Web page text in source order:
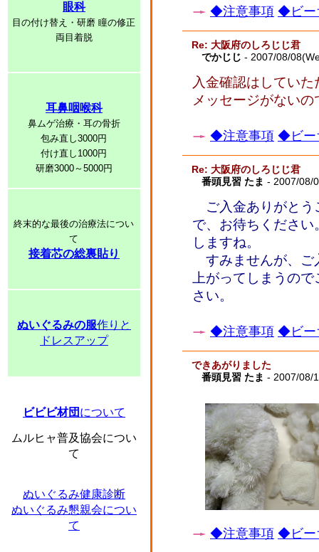
眼科
目の付け替え・研磨 瞳の修正
両目着脱
耳鼻咽喉科
鼻ムゲ治療・耳の骨折
包み直し3000円
付け直し1000円
研磨3000～5000円
終末的な最後の治療法につい
て
接着芯の総裏貼り
ぬいぐるみの服作りと
ドレスアップ
ビビビ材団 について
ムルヒャ普及協会につい
て
ぬいぐるみ健康診断
ぬいぐるみ懇親会につい
て
◆注意事項 ◆ビー
Re: 大阪府のしろじじ君
でかじじ - 2007/08/
入金確認はしてい
メッセージがない
◆注意事項 ◆ビー
Re: 大阪府のしろじじ君
番頭見習 たま - 2007/08/
ご入金ありがとう
で、お待ちくださ
しますね。
すみませんが、ご
上がってしまうの
さい。
◆注意事項 ◆ビー
できあがりました
番頭見習 たま - 2007/08/
◆注意事項 ◆ビー